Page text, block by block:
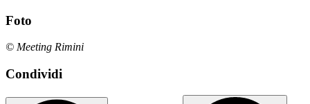
Foto
© Meeting Rimini
Condividi